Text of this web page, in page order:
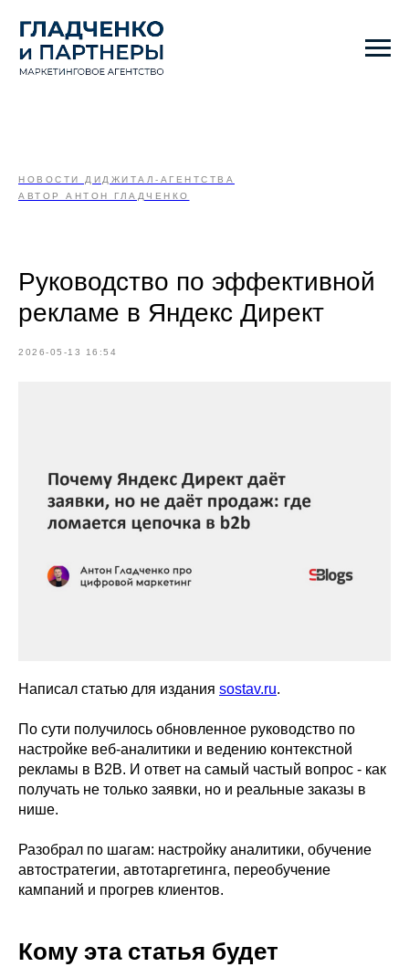
НОВОСТИ ДИДЖИТАЛ-АГЕНТСТВА
АВТОР АНТОН ГЛАДЧЕНКО
Руководство по эффективной
рекламе в Яндекс Директ
2026-05-13 16:54
Написал статью для издания sostav.ru.
По сути получилось обновленное руководство по
настройке веб-аналитики и ведению контекстной
рекламы в B2B. И ответ на самый частый вопрос - как
получать не только заявки, но и реальные заказы в
нише.
Разобрал по шагам: настройку аналитики, обучение
автостратегии, автотаргетинга, переобучение
кампаний и прогрев клиентов.
Кому эта статья будет